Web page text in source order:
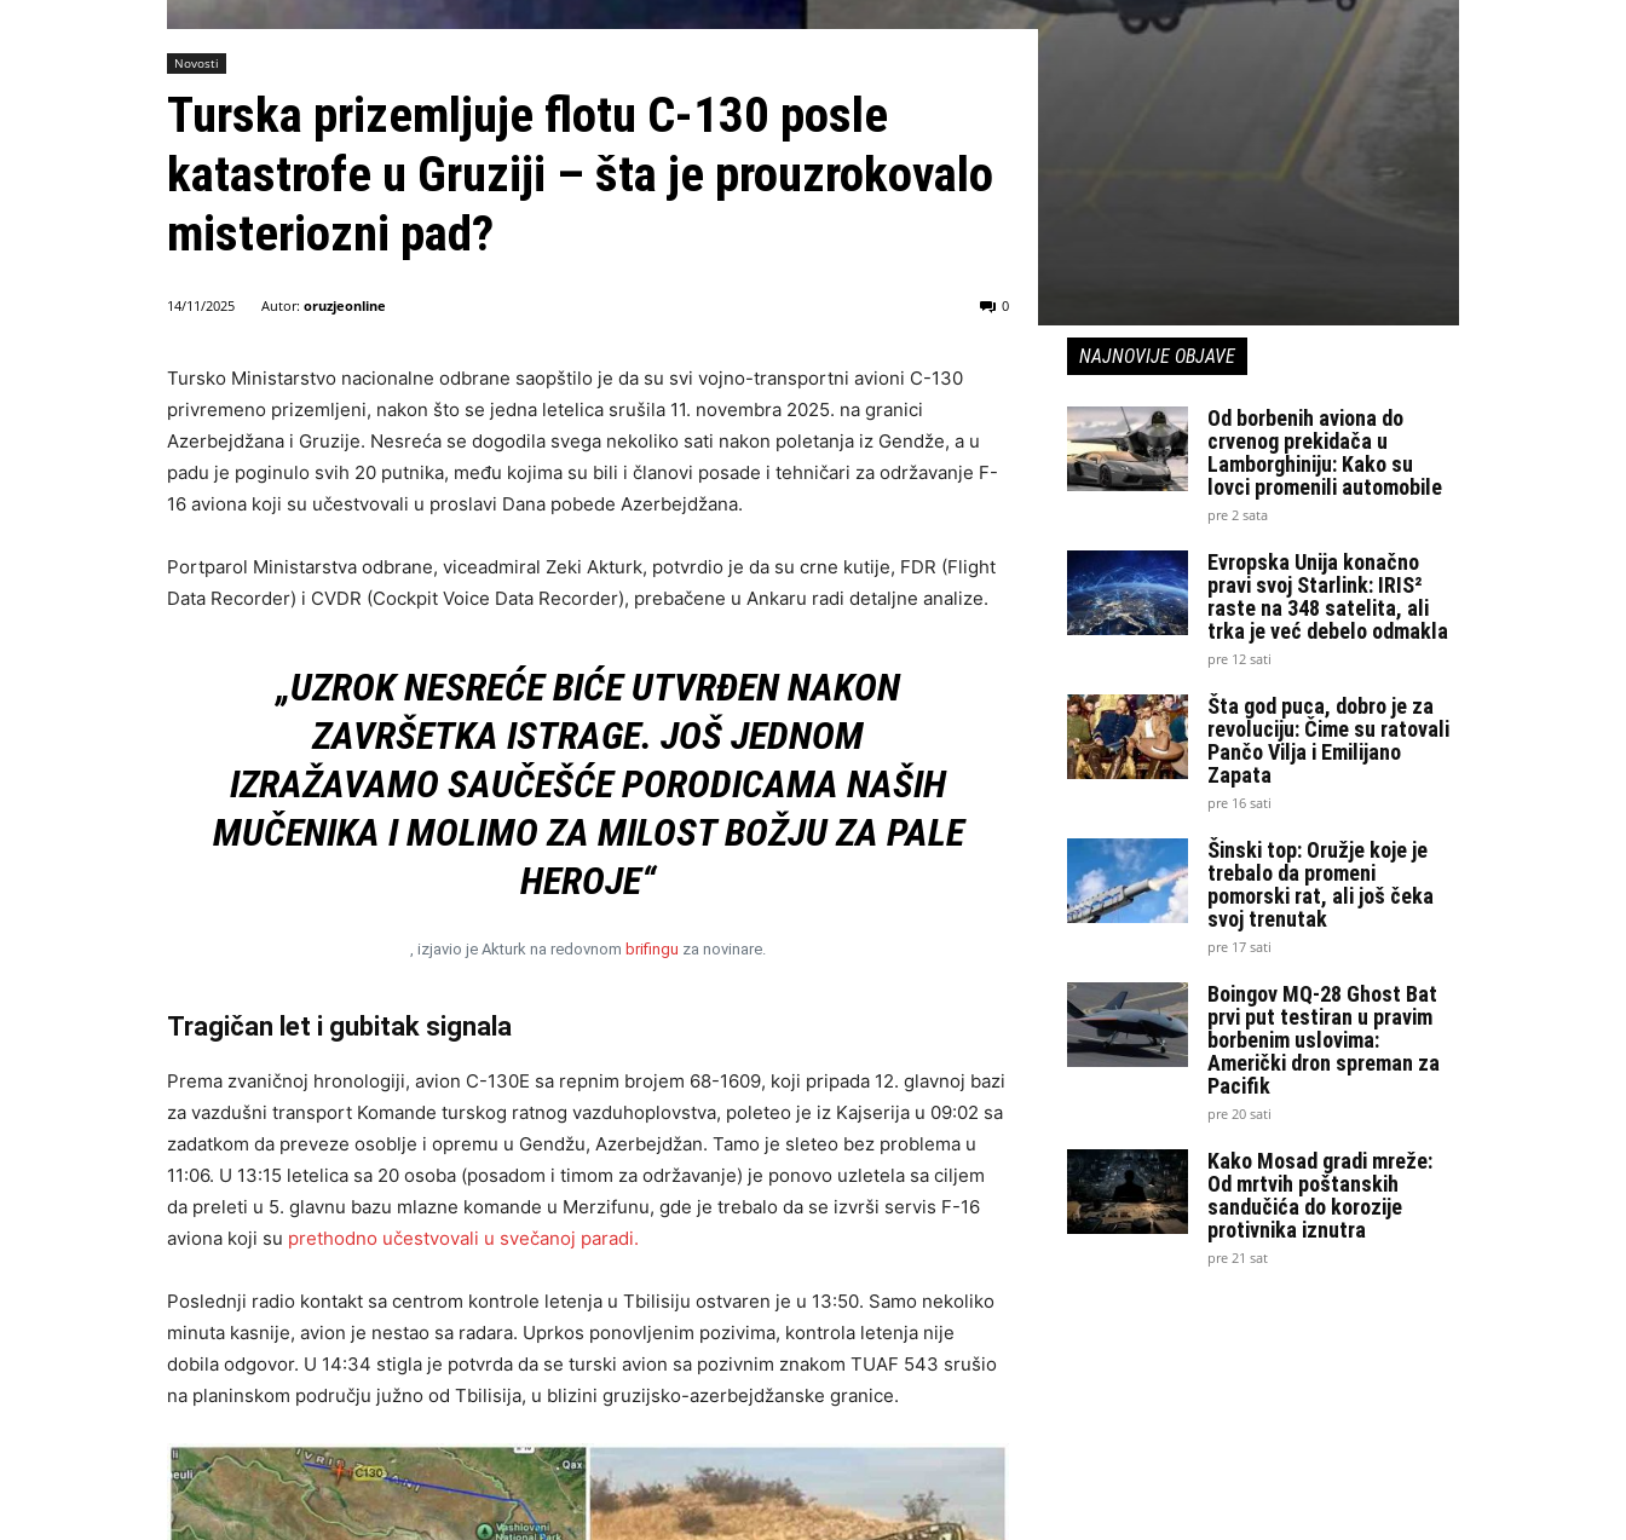
Novosti
Turska prizemljuje flotu C-130 posle
katastrofe u Gruziji – šta je prouzrokovalo
misteriozni pad?
14/11/2025 Autor: oruzjeonline 0
Tursko Ministarstvo nacionalne odbrane saopštilo je da su svi vojno-transportni avioni C-130
privremeno prizemljeni, nakon što se jedna letelica srušila 11. novembra 2025. na granici
Azerbejdžana i Gruzije. Nesreća se dogodila svega nekoliko sati nakon poletanja iz Gendže, a u
padu je poginulo svih 20 putnika, među kojima su bili i članovi posade i tehničari za održavanje F-
16 aviona koji su učestvovali u proslavi Dana pobede Azerbejdžana.
Portparol Ministarstva odbrane, viceadmiral Zeki Akturk, potvrdio je da su crne kutije, FDR (Flight
Data Recorder) i CVDR (Cockpit Voice Data Recorder), prebačene u Ankaru radi detaljne analize.
„UZROK NESREĆE BIĆE UTVRĐEN NAKON
ZAVRŠETKA ISTRAGE. JOŠ JEDNOM
IZRAŽAVAMO SAUČEŠĆE PORODICAMA NAŠIH
MUČENIKA I MOLIMO ZA MILOST BOŽJU ZA PALE
HEROJE“
, izjavio je Akturk na redovnom brifingu za novinare.
Tragičan let i gubitak signala
Prema zvaničnoj hronologiji, avion C-130E sa repnim brojem 68-1609, koji pripada 12. glavnoj bazi
za vazdušni transport Komande turskog ratnog vazduhoplovstva, poleteo je iz Kajserija u 09:02 sa
zadatkom da preveze osoblje i opremu u Gendžu, Azerbejdžan. Tamo je sleteo bez problema u
11:06. U 13:15 letelica sa 20 osoba (posadom i timom za održavanje) je ponovo uzletela sa ciljem
da preleti u 5. glavnu bazu mlazne komande u Merzifunu, gde je trebalo da se izvrši servis F-16
aviona koji su prethodno učestvovali u svečanoj paradi.
Poslednji radio kontakt sa centrom kontrole letenja u Tbilisiju ostvaren je u 13:50. Samo nekoliko
minuta kasnije, avion je nestao sa radara. Uprkos ponovljenim pozivima, kontrola letenja nije
dobila odgovor. U 14:34 stigla je potvrda da se turski avion sa pozivnim znakom TUAF 543 srušio
na planinskom području južno od Tbilisija, u blizini gruzijsko-azerbejdžanske granice.
NAJNOVIJE OBJAVE
Od borbenih aviona do
crvenog prekidača u
Lamborghiniju: Kako su
lovci promenili automobile
pre 2 sata
Evropska Unija konačno
pravi svoj Starlink: IRIS²
raste na 348 satelita, ali
trka je već debelo odmakla
pre 12 sati
Šta god puca, dobro je za
revoluciju: Čime su ratovali
Pančo Vilja i Emilijano
Zapata
pre 16 sati
Šinski top: Oružje koje je
trebalo da promeni
pomorski rat, ali još čeka
svoj trenutak
pre 17 sati
Boingov MQ-28 Ghost Bat
prvi put testiran u pravim
borbenim uslovima:
Američki dron spreman za
Pacifik
pre 20 sati
Kako Mosad gradi mreže:
Od mrtvih poštanskih
sandučića do korozije
protivnika iznutra
pre 21 sat